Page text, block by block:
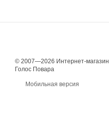
© 2007—2026 Интернет-магазин
Голос Повара
Мобильная версия